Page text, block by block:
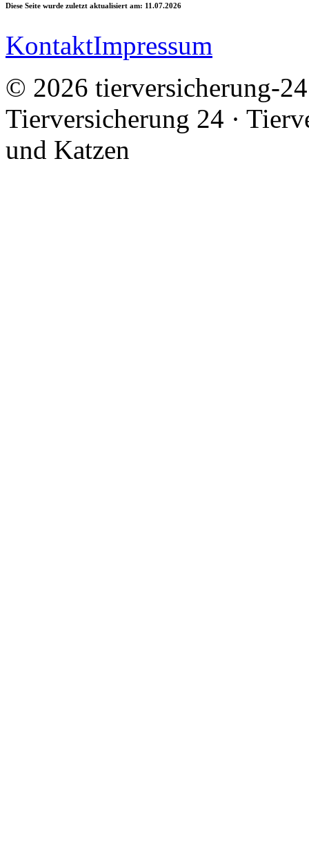
Diese Seite wurde zuletzt aktualisiert am: 11.07.2026
KontaktImpressum
© 2026 tierversicherung-
Tierversicherung 24 ·
und Katzen